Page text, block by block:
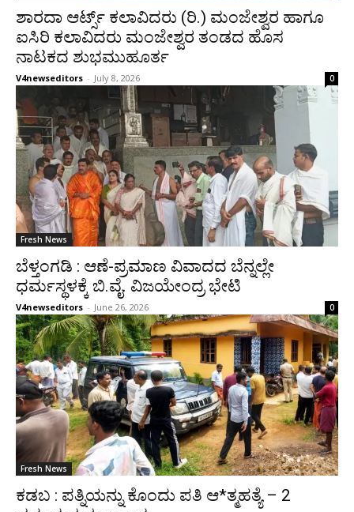
ಶಾರದಾ ಆರ್ಟ್ಸ್ ಕಲಾವಿದರು (ರಿ.) ಮಂಜೇಶ್ವರ ಹಾಗೂ
ಐಸಿರಿ ಕಲಾವಿದರು ಮಂಜೇಶ್ವರ ತಂಡದ ಹೊಸ
ನಾಟಕದ ಶುಭಮುಹೂರ್ತ
V4newseditors - July 8, 2026 0
Fresh News
ಬೆಳ್ತಂಗಡಿ : ಆಣೆ-ಪ್ರಮಾಣ ವಿವಾದದ ಬೆನ್ನಲ್ಲೇ
ಧರ್ಮಸ್ಥಳಕ್ಕೆ ಬಿ.ವೈ. ವಿಜಯೇಂದ್ರ ಭೇಟಿ
V4newseditors - June 26, 2026 0
Fresh News
ಕಡಬ : ಪತ್ನಿಯನ್ನು ಕೊಂದು ಪತಿ ಆ*ತ್ಮಹತ್ಯೆ – 2